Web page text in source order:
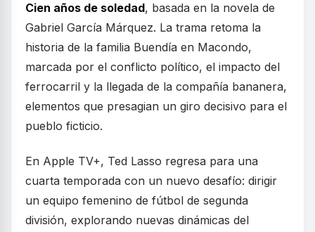
Cien años de soledad, basada en la novela de
Gabriel García Márquez. La trama retoma la
historia de la familia Buendía en Macondo,
marcada por el conflicto político, el impacto del
ferrocarril y la llegada de la compañía bananera,
elementos que presagian un giro decisivo para el
pueblo ficticio.
En Apple TV+, Ted Lasso regresa para una
cuarta temporada con un nuevo desafío: dirigir
un equipo femenino de fútbol de segunda
división, explorando nuevas dinámicas del